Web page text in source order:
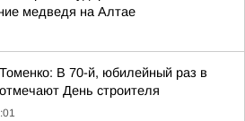
медведя на Алтае
В 70-й, юбилейный раз в
День строителя